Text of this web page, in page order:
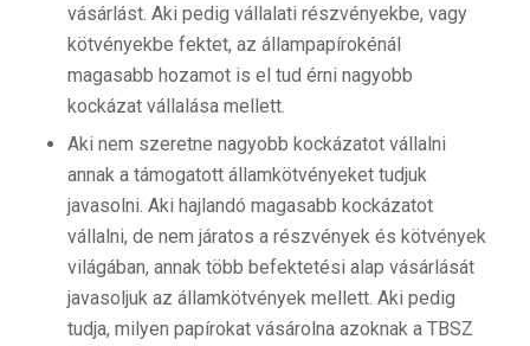
vásárlást. Aki pedig vállalati részvényekbe, vagy
kötvényekbe fektet, az állampapírokénál
magasabb hozamot is el tud érni nagyobb
kockázat vállalása mellett.
Aki nem szeretne nagyobb kockázatot vállalni
annak a támogatott államkötvényeket tudjuk
javasolni. Aki hajlandó magasabb kockázatot
vállalni, de nem járatos a részvények és kötvények
világában, annak több befektetési alap vásárlását
javasoljuk az államkötvények mellett. Aki pedig
tudja, milyen papírokat vásárolna azoknak a TBSZ